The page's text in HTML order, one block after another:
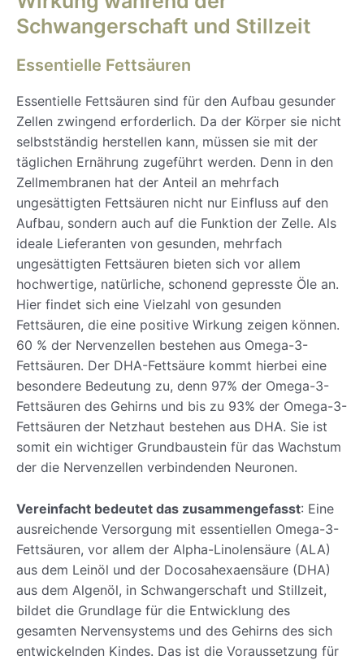
Schwangerschaft und Stillzeit
Essentielle Fettsäuren
Essentielle Fettsäuren sind für den Aufbau gesunder
Zellen zwingend erforderlich. Da der Körper sie nicht
selbstständig herstellen kann, müssen sie mit der
täglichen Ernährung zugeführt werden. Denn in den
Zellmembranen hat der Anteil an mehrfach
ungesättigten Fettsäuren nicht nur Einfluss auf den
Aufbau, sondern auch auf die Funktion der Zelle. Als
ideale Lieferanten von gesunden, mehrfach
ungesättigten Fettsäuren bieten sich vor allem
hochwertige, natürliche, schonend gepresste Öle an.
Hier findet sich eine Vielzahl von gesunden
Fettsäuren, die eine positive Wirkung zeigen können.
60 % der Nervenzellen bestehen aus Omega-3-
Fettsäuren. Der DHA-Fettsäure kommt hierbei eine
besondere Bedeutung zu, denn 97% der Omega-3-
Fettsäuren des Gehirns und bis zu 93% der Omega-3-
Fettsäuren der Netzhaut bestehen aus DHA. Sie ist
somit ein wichtiger Grundbaustein für das Wachstum
der die Nervenzellen verbindenden Neuronen.
Vereinfacht bedeutet das zusammengefasst: Eine
ausreichende Versorgung mit essentiellen Omega-3-
Fettsäuren, vor allem der Alpha-Linolensäure (ALA)
aus dem Leinöl und der Docosahexaensäure (DHA)
aus dem Algenöl, in Schwangerschaft und Stillzeit,
bildet die Grundlage für die Entwicklung des
gesamten Nervensystems und des Gehirns des sich
entwickelnden Kindes. Das ist die Voraussetzung für